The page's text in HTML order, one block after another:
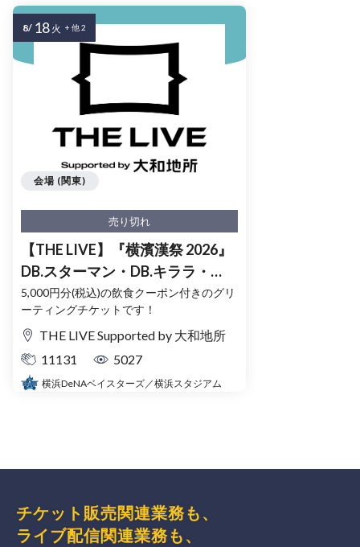
売り切れ
【THE LIVE】『横濱漢祭 2026』
DB.スターマン・DB.キララ・
BART&CHAPYのグリーティング
イベント
5,000円分(税込)の飲食クーポン付きのグリ
ーティングチケットです！
THE LIVE Supported by 大和地所
11131
5027
横浜DeNAベイスターズ／横浜スタジアム
会場 (関東)
8/ 18 火 + 他 2
チケット販売関連業務も、
ライブ配信関連業務も、